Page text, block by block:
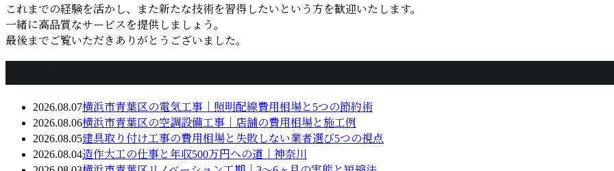
これまでの経験を活かし、また新たな技術を習得したいという方を歓迎いたします。
一緒に高品質なサービスを提供しましょう。
最後までご覧いただきありがとうございました。
2026.08.07横浜市青葉区の電気工事｜照明配線費用相場と5つの節約術
2026.08.06横浜市青葉区の空調設備工事｜店舗の費用相場と施工例
2026.08.05建具取り付け工事の費用相場と失敗しない業者選び5つの視点
2026.08.04造作大工の仕事と年収500万円への道｜神奈川